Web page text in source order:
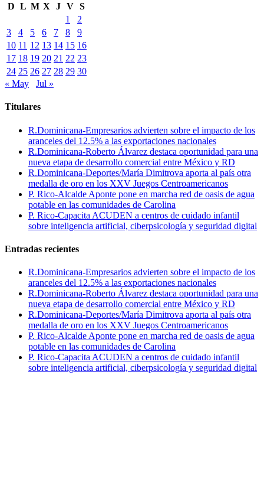
D L M X J V S
1
2
3
4 5 6 7 8
9
10 11 12 13 14 15 16
17 18 19 20 21 22 23
24 25 26 27 28 29 30
« May
Jul »
Titulares
R.Dominicana-Empresarios advierten sobre el impacto de los
aranceles del 12.5% a las exportaciones nacionales
R.Dominicana-Roberto Álvarez destaca oportunidad para una
nueva etapa de desarrollo comercial entre México y RD
R.Dominicana-Deportes/María Dimitrova aporta al país otra
medalla de oro en los XXV Juegos Centroamericanos
P. Rico-Alcalde Aponte pone en marcha red de oasis de agua
potable en las comunidades de Carolina
P. Rico-Capacita ACUDEN a centros de cuidado infantil
sobre inteligencia artificial, ciberpsicología y seguridad digital
Entradas recientes
R.Dominicana-Empresarios advierten sobre el impacto de los
aranceles del 12.5% a las exportaciones nacionales
R.Dominicana-Roberto Álvarez destaca oportunidad para una
nueva etapa de desarrollo comercial entre México y RD
R.Dominicana-Deportes/María Dimitrova aporta al país otra
medalla de oro en los XXV Juegos Centroamericanos
P. Rico-Alcalde Aponte pone en marcha red de oasis de agua
potable en las comunidades de Carolina
P. Rico-Capacita ACUDEN a centros de cuidado infantil
sobre inteligencia artificial, ciberpsicología y seguridad digital